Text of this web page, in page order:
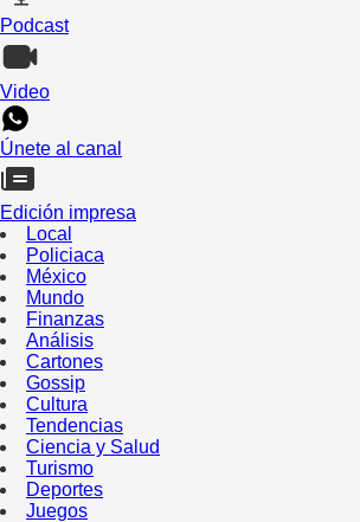
Podcast
Video
Únete al canal
Edición impresa
Local
Policiaca
México
Mundo
Finanzas
Análisis
Cartones
Gossip
Cultura
Tendencias
Ciencia y Salud
Turismo
Deportes
Juegos